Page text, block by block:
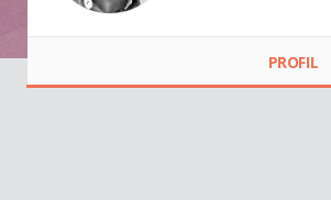
PROFIL